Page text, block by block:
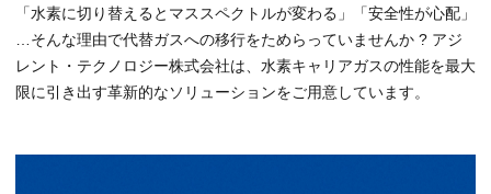
「水素に切り替えるとマススペクトルが変わる」「安全性が心配」
…そんな理由で代替ガスへの移行をためらっていませんか ? アジ
レント・テクノロジー株式会社は、水素キャリアガスの性能を最大
限に引き出す革新的なソリューションをご用意しています。